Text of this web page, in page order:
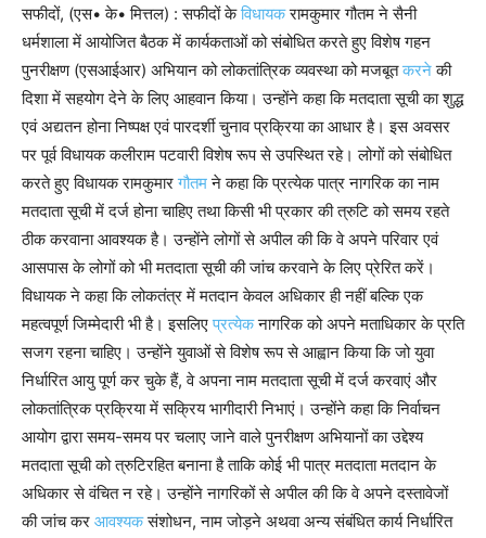
सफीदों, (एस• के• मित्तल) : सफीदों केविधायकरामकुमार गौतम ने सैनी
धर्मशाला में आयोजित बैठक में कार्यकताओं को संबोधित करते हुए विशेष गहन
पुनरीक्षण (एसआईआर) अभियान को लोकतांत्रिक व्यवस्था को मजबूतकरनेकी
दिशा में सहयोग देने के लिए आहवान किया। उन्होंने कहा कि मतदाता सूची का शुद्ध
एवं अद्यतन होना निष्पक्ष एवं पारदर्शी चुनाव प्रक्रिया का आधार है। इस अवसर
पर पूर्व विधायक कलीराम पटवारी विशेष रूप से उपस्थित रहे। लोगों को संबोधित
करते हुए विधायक रामकुमारगौतमने कहा कि प्रत्येक पात्र नागरिक का नाम
मतदाता सूची में दर्ज होना चाहिए तथा किसी भी प्रकार की त्रुटि को समय रहते
ठीक करवाना आवश्यक है। उन्होंने लोगों से अपील की कि वे अपने परिवार एवं
आसपास के लोगों को भी मतदाता सूची की जांच करवाने के लिए प्रेरित करें।
विधायक ने कहा कि लोकतंत्र में मतदान केवल अधिकार ही नहीं बल्कि एक
महत्वपूर्ण जिम्मेदारी भी है। इसलिएप्रत्येकनागरिक को अपने मताधिकार के प्रति
सजग रहना चाहिए। उन्होंने युवाओं से विशेष रूप से आह्वान किया कि जो युवा
निर्धारित आयु पूर्ण कर चुके हैं, वे अपना नाम मतदाता सूची में दर्ज करवाएं और
लोकतांत्रिक प्रक्रिया में सक्रिय भागीदारी निभाएं। उन्होंने कहा कि निर्वाचन
आयोग द्वारा समय-समय पर चलाए जाने वाले पुनरीक्षण अभियानों का उद्देश्य
मतदाता सूची को त्रुटिरहित बनाना है ताकि कोई भी पात्र मतदाता मतदान के
अधिकार से वंचित न रहे। उन्होंने नागरिकों से अपील की कि वे अपने दस्तावेजों
की जांच कर आवश्यकसंशोधन, नाम जोड़ने अथवा अन्य संबंधित कार्य निर्धारित